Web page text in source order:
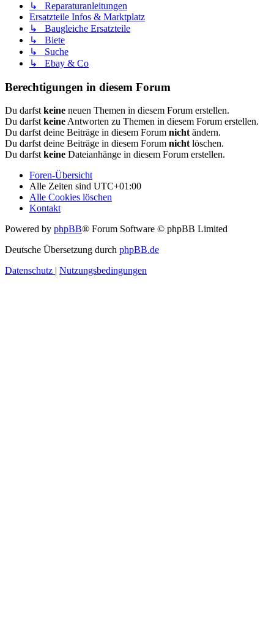
↳ Reparaturanleitungen
Ersatzteile Infos & Marktplatz
↳ Baugleiche Ersatzteile
↳ Biete
↳ Suche
↳ Ebay & Co
Berechtigungen in diesem Forum
Du darfstkeine neuen Themen in diesem Forum erstellen.
Du darfstkeineAntworten zu Themen in diesem Forum erstellen.
Du darfst deine Beiträge in diesem Forum nichtändern.
Du darfst deine Beiträge in diesem Forum nichtlöschen.
Du darfstkeine Dateianhänge in diesem Forum erstellen.
Foren-Übersicht
Alle Zeiten sind UTC+01:00
Alle Cookies löschen
Kontakt
Powered by phpBB® Forum Software © phpBB Limited
Deutsche Übersetzung durch phpBB.de
Datenschutz | Nutzungsbedingungen